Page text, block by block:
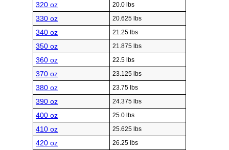
320 oz 20.0 lbs
330 oz 20.625 lbs
340 oz 21.25 lbs
350 oz 21.875 lbs
360 oz 22.5 lbs
370 oz 23.125 lbs
380 oz 23.75 lbs
390 oz 24.375 lbs
400 oz 25.0 lbs
410 oz 25.625 lbs
420 oz 26.25 lbs